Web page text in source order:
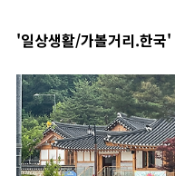
'일상생활/가볼거리.한국'